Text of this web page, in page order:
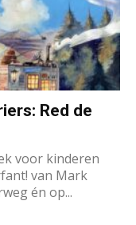
Red de
voor kinderen
van Mark
én op...